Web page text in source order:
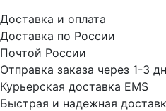
Доставка и оплата
Доставка по России
Почтой России
Отправка заказа через 1-3
Курьерская доставка EMS
Быстрая и надежная